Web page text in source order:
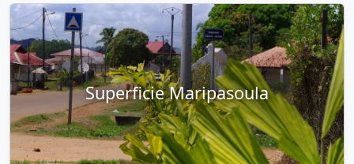
Superficie Maripasoula